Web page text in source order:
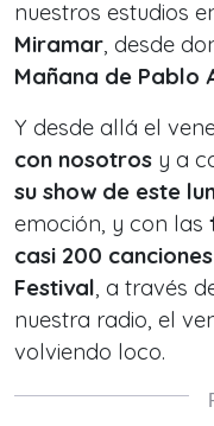
nuestros estudios
Miramar, desde
Mañana de Pablo
Y desde allá el
con nosotros y a
su show de este
emoción, y con las
casi 200
Festival, a través
nuestra radio, el
volviendo loco.